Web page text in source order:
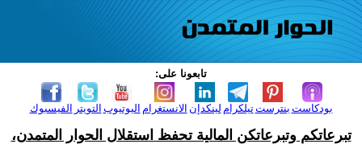
تابعونا على:
الفيسبوك التويتر اليوتيوب الانستغرام لينكدإن تيلكرامبنترست بودكاست
تبرعاتكم وتبرعاتكن المالية تحفظ استقلال الحوار المتمدن،